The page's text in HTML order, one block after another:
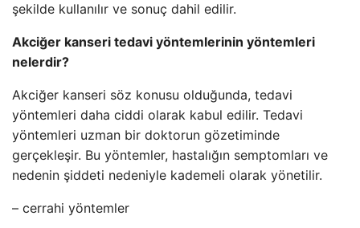
şekilde kullanılır ve sonuç dahil edilir.
Akciğer kanseri tedavi yöntemlerinin yöntemleri
nelerdir?
Akciğer kanseri söz konusu olduğunda, tedavi
yöntemleri daha ciddi olarak kabul edilir. Tedavi
yöntemleri uzman bir doktorun gözetiminde
gerçekleşir. Bu yöntemler, hastalığın semptomları ve
nedenin şiddeti nedeniyle kademeli olarak yönetilir.
– cerrahi yöntemler